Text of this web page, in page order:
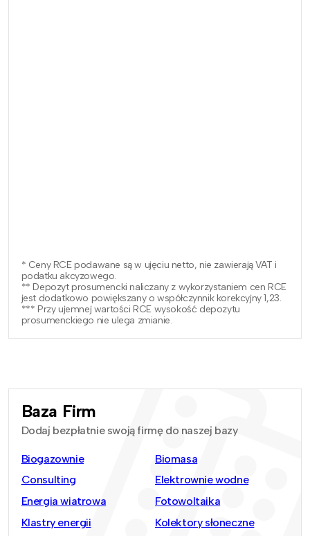
* Ceny RCE podawane są w ujęciu netto, nie zawierają VAT i
podatku akcyzowego.
** Depozyt prosumencki naliczany z wykorzystaniem cen RCE
jest dodatkowo powiększany o współczynnik korekcyjny 1,23.
*** Przy ujemnej wartości RCE wysokość depozytu
prosumenckiego nie ulega zmianie.
Baza Firm
Dodaj bezpłatnie swoją firmę do naszej bazy
Biogazownie
Biomasa
Consulting
Elektrownie wodne
Energia wiatrowa
Fotowoltaika
Klastry energii
Kolektory słoneczne